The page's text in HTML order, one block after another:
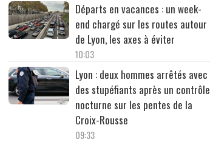
Départs en vacances : un week-
end chargé sur les routes autour
de Lyon, les axes à éviter
10:03
Lyon : deux hommes arrêtés avec
des stupéfiants après un contrôle
nocturne sur les pentes de la
Croix-Rousse
09:33